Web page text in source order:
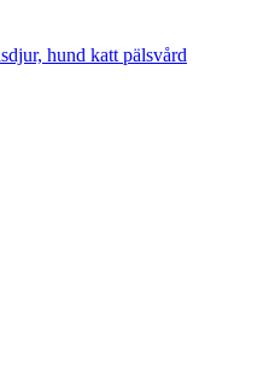
hund katt pälsvård